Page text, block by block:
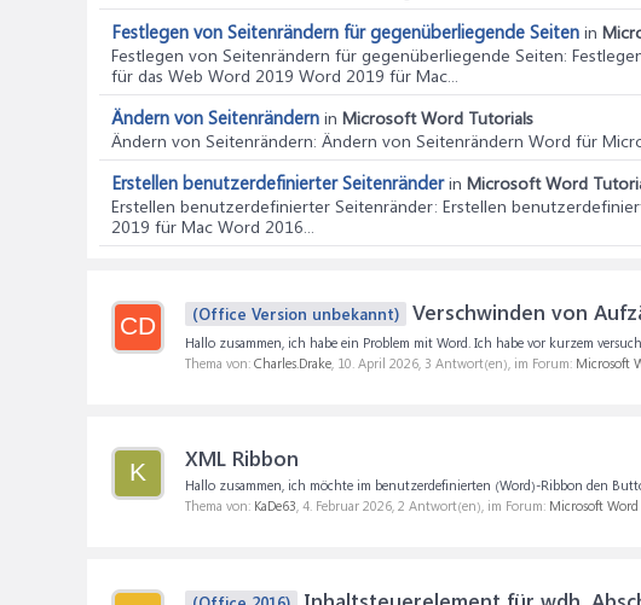
Festlegen von Seitenrändern für gegenüberliegende Seiten in
Festlegen von Seitenrändern für gegenüberliegende Seiten:
für das Web Word 2019 Word 2019 für Mac...
Ändern von Seitenrändern in Microsoft Word Tutorials
Ändern von Seitenrändern: Ändern von Seitenrändern Word für
Erstellen benutzerdefinierter Seitenränderin Microsoft Word
Erstellen benutzerdefinierter Seitenränder: Erstellen
2019 für Mac Word 2016...
CD (Office Version unbekannt) Verschwinden von
Hallo zusammen, ich habe ein Problem mit Word. Ich habe vor kurzem
Thema von: Charles.Drake, 10. April 2026, 3 Antwort(en), im Forum: Microsoft
K XML Ribbon
Hallo zusammen, ich möchte im benutzerdefinierten (Word)-Ribbon den
Thema von: KaDe63, 4. Februar 2026, 2 Antwort(en), im Forum: Microsoft